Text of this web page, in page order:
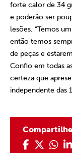
forte calor de 34
e poderão ser
lesões. “Temos
então temos
de peças e
Confio em todas
certeza que
independente das